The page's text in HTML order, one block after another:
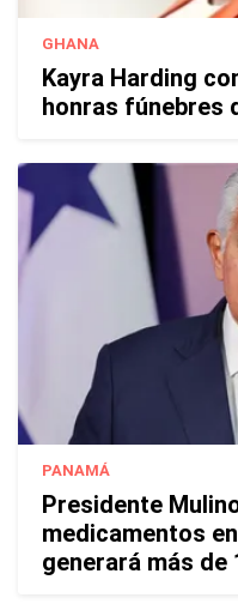
GHANA
Kayra Harding
honras fúnebres
PANAMÁ
Presidente
medicamentos
generará más de